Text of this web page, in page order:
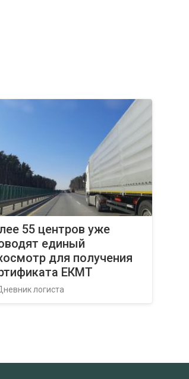
55 центров уже
единый
для получения
ЕКМТ
логиста